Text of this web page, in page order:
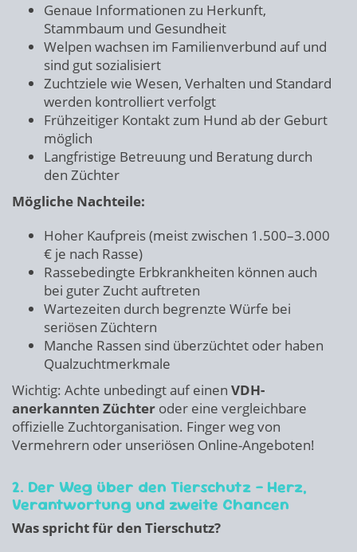
Genaue Informationen zu Herkunft,
Stammbaum und Gesundheit
Welpen wachsen im Familienverbund auf und
sind gut sozialisiert
Zuchtziele wie Wesen, Verhalten und Standard
werden kontrolliert verfolgt
Frühzeitiger Kontakt zum Hund ab der Geburt
möglich
Langfristige Betreuung und Beratung durch
den Züchter
Mögliche Nachteile:
Hoher Kaufpreis (meist zwischen 1.500–3.000
€ je nach Rasse)
Rassebedingte Erbkrankheiten können auch
bei guter Zucht auftreten
Wartezeiten durch begrenzte Würfe bei
seriösen Züchtern
Manche Rassen sind überzüchtet oder haben
Qualzuchtmerkmale
Wichtig: Achte unbedingt auf einen VDH-
anerkannten Züchter oder eine vergleichbare
offizielle Zuchtorganisation. Finger weg von
Vermehrern oder unseriösen Online-Angeboten!
2. Der Weg über den Tierschutz – Herz,
Verantwortung und zweite Chancen
Was spricht für den Tierschutz?